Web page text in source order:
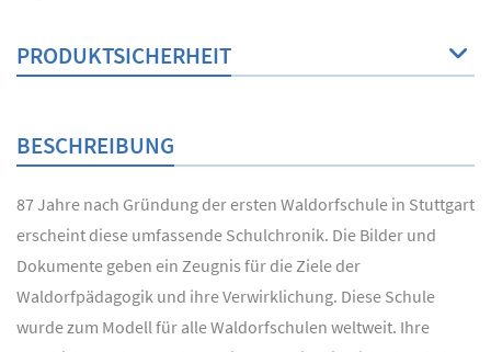
PRODUKTSICHERHEIT
BESCHREIBUNG
87 Jahre nach Gründung der ersten Waldorfschule in Stuttgart
erscheint diese umfassende Schulchronik. Die Bilder und
Dokumente geben ein Zeugnis für die Ziele der
Waldorfpädagogik und ihre Verwirklichung. Diese Schule
wurde zum Modell für alle Waldorfschulen weltweit. Ihre